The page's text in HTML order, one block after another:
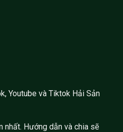
Youtube và Tiktok Hải Sản
Hướng dẫn và chia sẽ